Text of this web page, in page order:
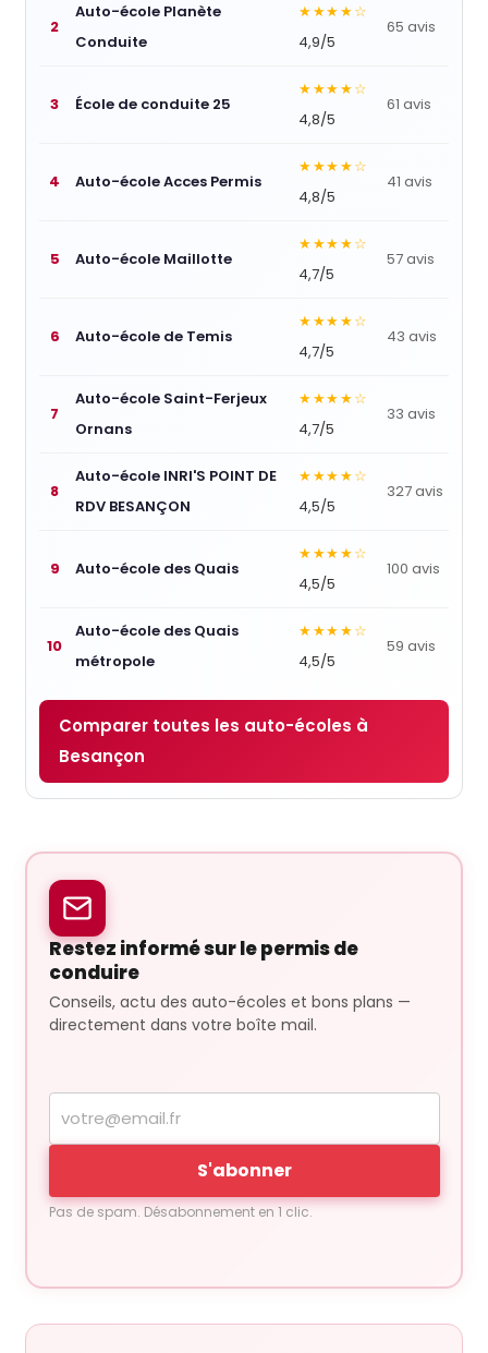
2
Auto-école Planète
Conduite
★★★★☆
4,9/5
65 avis
3 École de conduite 25
★★★★☆
4,8/5
61 avis
4 Auto-école Acces Permis
★★★★☆
4,8/5
41 avis
5 Auto-école Maillotte
★★★★☆
4,7/5
57 avis
6 Auto-école de Temis
★★★★☆
4,7/5
43 avis
7
Auto-école Saint-Ferjeux
Ornans
★★★★☆
4,7/5
33 avis
8
Auto-école INRI'S POINT DE
RDV BESANÇON
★★★★☆
4,5/5
327 avis
9 Auto-école des Quais
★★★★☆
4,5/5
100 avis
10
Auto-école des Quais
métropole
★★★★☆
4,5/5
59 avis
Comparer toutes les auto-écoles à
Besançon
Restez informé sur le permis de
conduire
Conseils, actu des auto-écoles et bons plans —
directement dans votre boîte mail.
adresse
mail
S'abonner
Pas de spam. Désabonnement en 1 clic.